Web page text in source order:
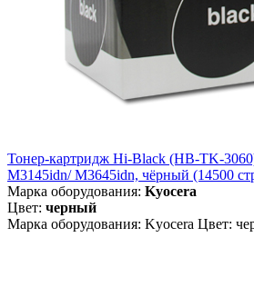
Тонер-картридж Hi-Black (HB-TK-
M3145idn/ M3645idn, чёрный (14500
Марка оборудования: Kyocera
Цвет: черный
Марка оборудования: Kyocera Цвет: